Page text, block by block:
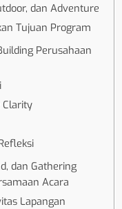
dan Adventure
Tujuan Program
Perusahaan
Clarity
dan Gathering
Acara
Lapangan